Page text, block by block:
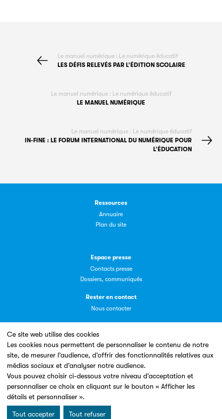
Ce site web utilise des cookies
Les cookies nous permettent de personnaliser le contenu de notre
site, de mesurer l’audience, d’offrir des fonctionnalités relatives aux
médias sociaux et d’analyser notre audience.
Vous pouvez choisir ci-dessous votre niveau d’acceptation et
personnaliser ce choix en cliquant sur le bouton « Afficher les
détails et personnaliser ».
Tout accepter Tout refuser
Le manuel numérique : Le numérique éducatif
LES DÉFIS RELEVÉS PAR L’ÉDITION SCOLAIRE
Le manuel numérique : Le numérique éducatif
LE MANUEL NUMÉRIQUE
Le manuel numérique : Le numérique éducatif
IN-FINE : LE FORUM INTERNATIONAL DU NUMÉRIQUE POUR
L’ÉDUCATION
Ressources
Annuaire
Plan du site
Espace presse
Contacts presse
Dossiers, communiqués
Rester en contact
Nous contacter
Un site conçu en partenariat avec le